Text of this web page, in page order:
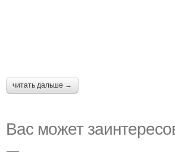
читать дальше →
Вас может